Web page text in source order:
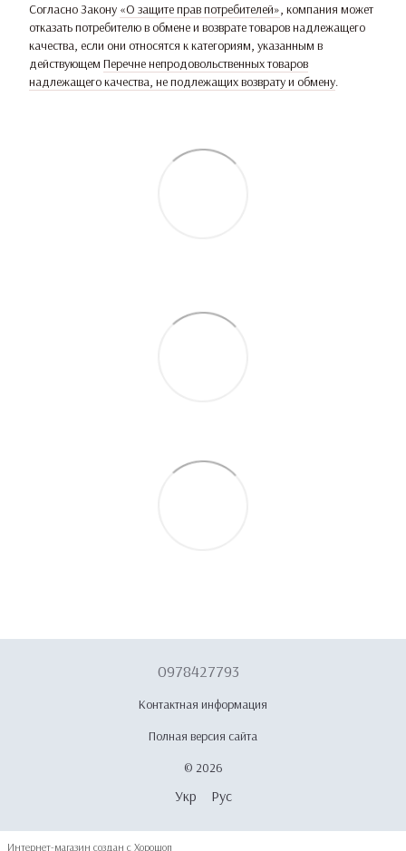
Согласно Закону «О защите прав потребителей», компания может
отказать потребителю в обмене и возврате товаров надлежащего
качества, если они относятся к категориям, указанным в
действующем Перечне непродовольственных товаров
надлежащего качества, не подлежащих возврату и обмену.
0978427793
Контактная информация
Полная версия сайта
© 2026
Укр Рус
Интернет-магазин создан с Хорошоп